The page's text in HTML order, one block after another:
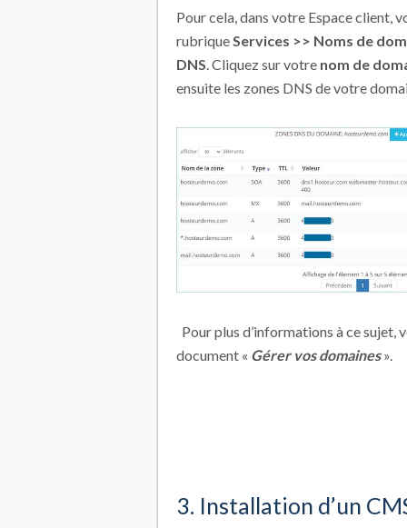
Pour cela, dans votre Espace client,
rubriqueServices >> Noms de
DNS. Cliquez sur votre nom de
ensuite les zones DNS de votre
Pour plus d’informations à ce sujet,
document « Gérer vos domaines».
3. Installation d’un